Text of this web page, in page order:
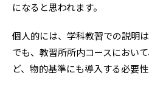
になると思われます。
個人的には、学科教習での説明
でも、教習所所内コースにおい
ど、物的基準にも導入する必要